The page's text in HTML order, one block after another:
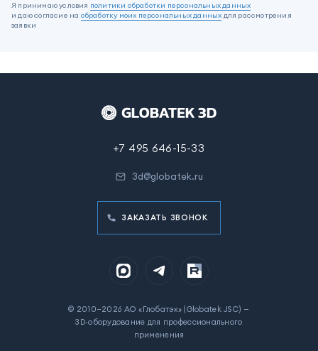
Я принимаю условия политики обработки персональных данных
и даю согласие на обработку моих персональных данных для рассмотрения
заявки
+7 495 646-15-33
3d@globatek.ru
ЗАКАЗАТЬ ЗВОНОК
© 2010–2026 АО «Глобатэк» (Globatek JSC) —
3D‑оборудование для профессионального
применения